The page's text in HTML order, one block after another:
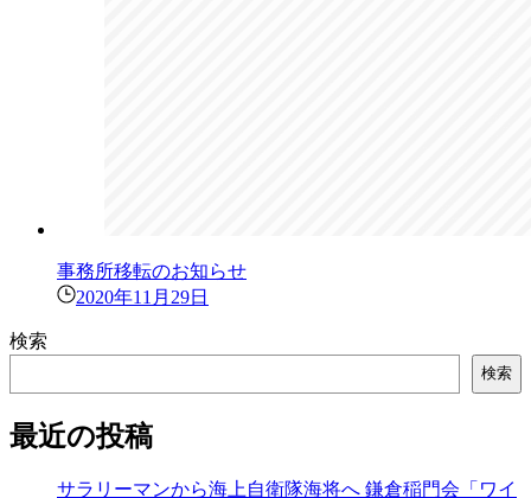
事務所移転のお知らせ
2020年11月29日
検索
検索
最近の投稿
サラリーマンから海上自衛隊海将へ 鎌倉稲門会「ワイ